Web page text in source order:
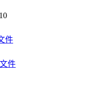
10
件
件